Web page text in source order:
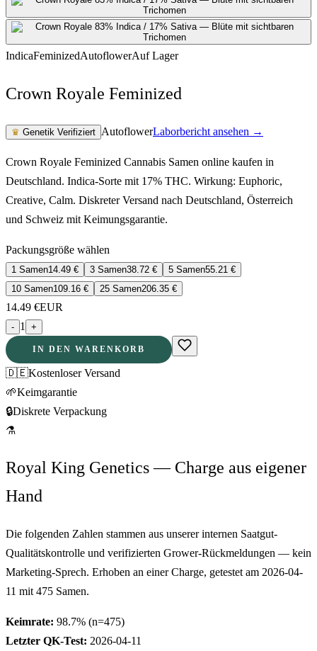
IndicaFeminizedAutoflowerAuf Lager
Crown Royale Feminized
♛ Genetik Verifiziert AutoflowerLaborbericht ansehen →
Crown Royale Feminized Cannabis Samen online kaufen in
Deutschland. Indica-Sorte mit 17% THC. Wirkung: Euphoric,
Creative, Calm. Diskreter Versand nach Deutschland, Österreich
und Schweiz mit Keimungsgarantie.
Packungsgröße wählen
1 Samen14.49 € 3 Samen38.72 € 5 Samen55.21 €
10 Samen109.16 € 25 Samen206.35 €
14.49 €EUR
- 1 +
IN DEN WARENKORB
🇩🇪Kostenloser Versand
🌱Keimgarantie
🔒Diskrete Verpackung
⚗
Royal King Genetics — Charge aus eigener
Hand
Die folgenden Zahlen stammen aus unserer internen Saatgut-
Qualitätskontrolle und verifizierten Grower-Rückmeldungen — kein
Marketing-Sprech. Erhoben an einer Charge, getestet am 2026-04-
11 mit 475 Samen.
Keimrate: 98.7% (n=475)
Letzter QK-Test: 2026-04-11